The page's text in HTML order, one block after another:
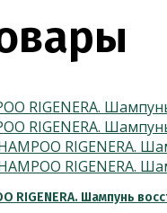
RIGENERA. Шампунь